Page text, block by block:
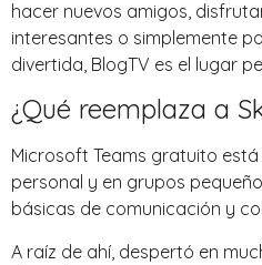
hacer nuevos amigos,
interesantes o simplemente
divertida, BlogTV es el lugar
¿Qué reemplaza a
Microsoft Teams gratuito
personal y en grupos
básicas de comunicación y
A raíz de ahí, despertó en